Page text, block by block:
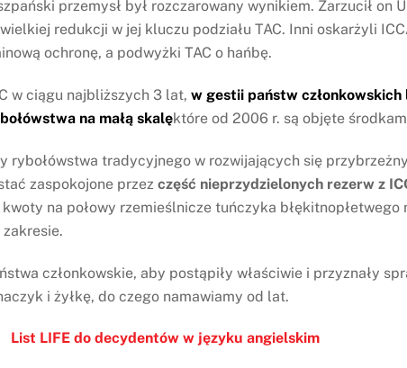
przemysł był rozczarowany wynikiem. Zarzucił on
redukcji w jej kluczu podziału TAC. Inni oskarżyli
ochronę, a podwyżki TAC o hańbę.
w ciągu najbliższych 3 lat,w gestii państw członkowskich
na małą skalęktóre od 2006 r. są objęte
rybołówstwa tradycyjnego w rozwijających się
zaspokojone przezczęść nieprzydzielonych rezerw z
na połowy rzemieślnicze tuńczyka błękitnopłetwego
członkowskie, aby postąpiły właściwie i przyznały
i żyłkę, do czego namawiamy od lat.
List LIFE do decydentów w języku angielskim